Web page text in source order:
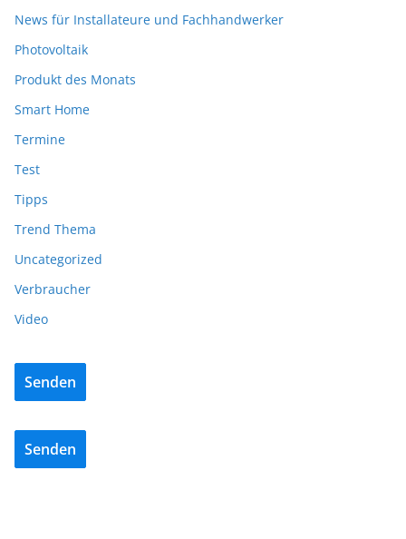
News für Installateure und Fachhandwerker
Photovoltaik
Produkt des Monats
Smart Home
Termine
Test
Tipps
Trend Thema
Uncategorized
Verbraucher
Video
Senden
Senden